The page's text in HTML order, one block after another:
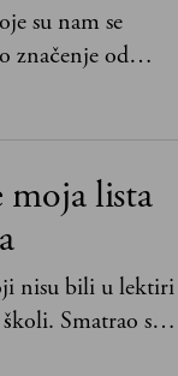
su nam se
značenje od
dešava sa
moja lista
nisu bili u lektiri
Smatrao sam
i istaknuti,